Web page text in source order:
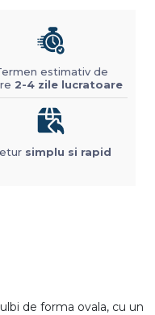
estimativ de
2-4 zile lucratoare
simplu si rapid
de forma ovala, cu un